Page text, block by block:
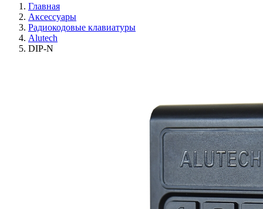
Главная
Аксессуары
Радиокодовые клавиатуры
Alutech
DIP-N